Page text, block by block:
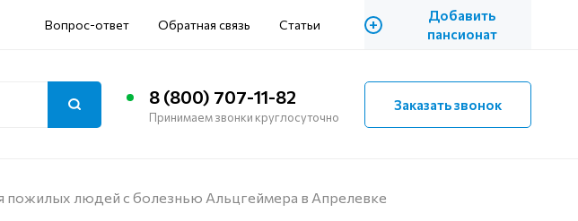
Вопрос-ответ Обратная связь Статьи +
Добавить
пансионат
8 (800) 707-11-82
Принимаем звонки круглосуточно
Заказать звонок
пожилых людей с болезнью Альцгеймера в Апрелевке